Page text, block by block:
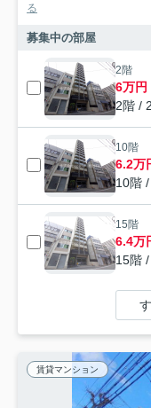
る
募集中の部屋
2階
6万円
2階 /
10階
6.2万
10階
15階
6.4万
15階
賃貸マンション